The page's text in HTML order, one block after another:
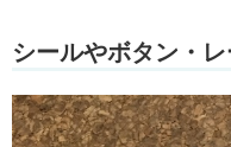
シールやボタン・